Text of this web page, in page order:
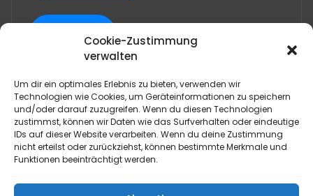
Cookie-Zustimmung
verwalten
Um dir ein optimales Erlebnis zu bieten, verwenden wir
Technologien wie Cookies, um Geräteinformationen zu speichern
und/oder darauf zuzugreifen. Wenn du diesen Technologien
zustimmst, können wir Daten wie das Surfverhalten oder eindeutige
IDs auf dieser Website verarbeiten. Wenn du deine Zustimmung
nicht erteilst oder zurückziehst, können bestimmte Merkmale und
Funktionen beeinträchtigt werden.
Cookies
AGB
Widerruf/Storno